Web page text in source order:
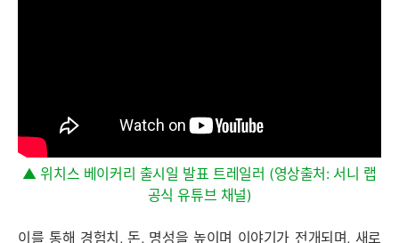
▲ 위치스 베이커리 출시일 발표 트레일러 (영상출처: 서니 랩
공식 유튜브 채널)
이를 통해 경험치, 돈, 명성을 높이며 이야기가 전개되며, 새로